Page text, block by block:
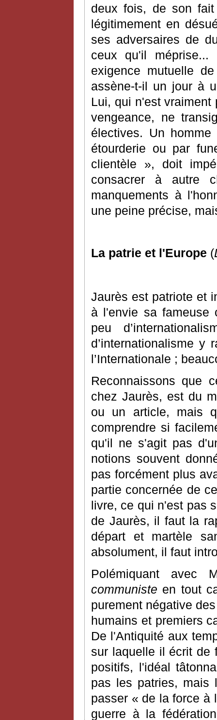
deux fois, de son
légitimement en
ses adversaires de
ceux qu'il
exigence mutuelle
assène-t-il un jour à
Lui, qui n'est
vengeance, ne
électives. Un
étourderie ou par
clientèle », doit
consacrer à autre
manquements à
une peine précise,
La patrie et l'Europe (
Jaurès est patriote et
à l'envie sa
peu
d’internationalisme y
l’Internationale ;
Reconnaissons que
chez Jaurès, est du
ou un article, mais
comprendre si
qu'il ne s'agit pas
notions souvent
pas forcément plus
partie concernée de
livre, ce qui n'est pas
de Jaurès, il faut la
départ et martèle
absolument, il faut
Polémiquant
communiste en tout
purement négative
humains et premiers
De l'Antiquité aux
sur laquelle il écrit de
positifs, l'idéal
pas les patries, mais
passer « de la force à
guerre à la